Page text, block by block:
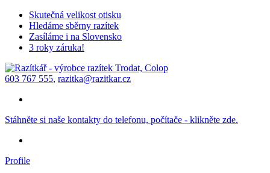
Skutečná velikost otisku
Hledáme sběrny razítek
Zasíláme i na Slovensko
3 roky záruka!
603 767 555, razitka@razitkar.cz
Stáhněte si naše kontakty do telefonu, počítače - klikněte zde.
Profile